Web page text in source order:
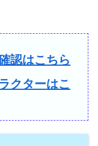
認はこちら
クターはこ